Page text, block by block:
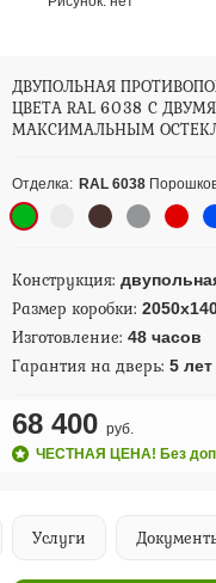
ДВУПОЛЬНАЯ
ЦВЕТА RAL 6038 С
МАКСИМАЛЬНЫМ
Отделка: RAL 6038
Конструкция:
Размер коробки:
Изготовление: 48 часов
Гарантия на дверь: 5 лет
68 400 руб.
ЧЕСТНАЯ ЦЕНА! Без
Услуги